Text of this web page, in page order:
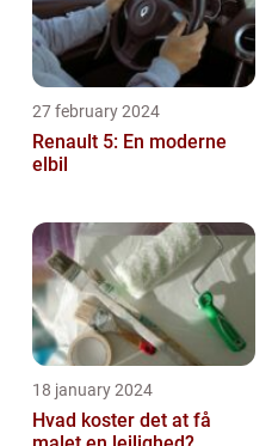
27 february 2024
Renault 5: En moderne
elbil
18 january 2024
Hvad koster det at få